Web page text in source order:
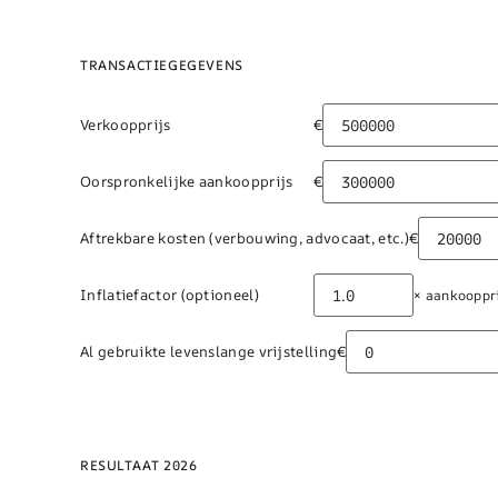
op
Cyprus
TRANSACTIEGEGEVENS
Verkoopprijs €
Oorspronkelijke aankoopprijs €
Aftrekbare kosten (verbouwing, advocaat, etc.)€
Inflatiefactor (optioneel) ×
Al gebruikte levenslange vrijstelling€
RESULTAAT 2026